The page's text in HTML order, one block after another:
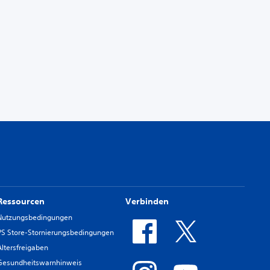
Store-Stornierungsbedingungen
Verbinden